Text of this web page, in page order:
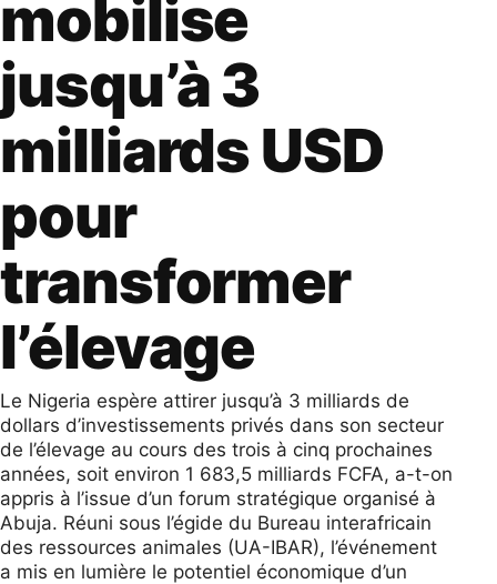
mobilise
jusqu’à 3
milliards USD
pour
transformer
l’élevage
Le Nigeria espère attirer jusqu’à 3 milliards de
dollars d’investissements privés dans son secteur
de l’élevage au cours des trois à cinq prochaines
années, soit environ 1 683,5 milliards FCFA, a-t-on
appris à l’issue d’un forum stratégique organisé à
Abuja. Réuni sous l’égide du Bureau interafricain
des ressources animales (UA-IBAR), l’événement
a mis en lumière le potentiel économique d’un